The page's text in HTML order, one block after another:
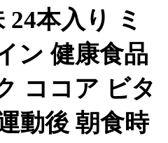
本入り ミ
ン 健康食品
ココア ビタ
動後 朝食時